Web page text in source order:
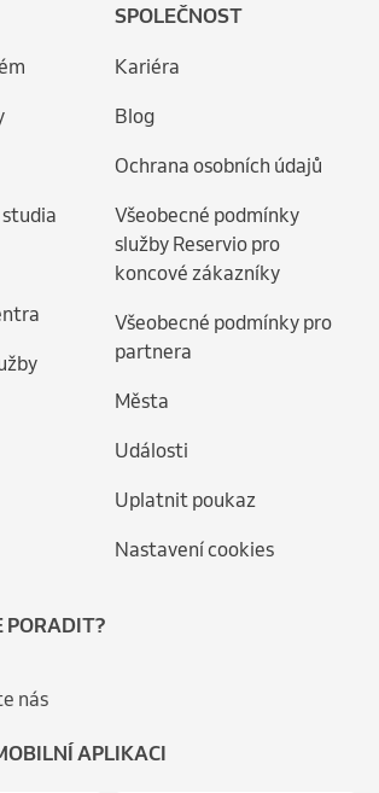
SPOLEČNOST
Kariéra
Blog
Ochrana osobních údajů
Všeobecné podmínky
služby Reservio pro
koncové zákazníky
Všeobecné podmínky pro
partnera
Města
Události
Uplatnit poukaz
Nastavení cookies
PORADIT?
nás
APLIKACI